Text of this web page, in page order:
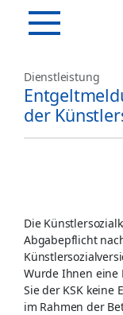
Dienstleistung
der
Die
Abgabepflicht
Wurde Ihnen
Sie der KSK
im Rahmen der